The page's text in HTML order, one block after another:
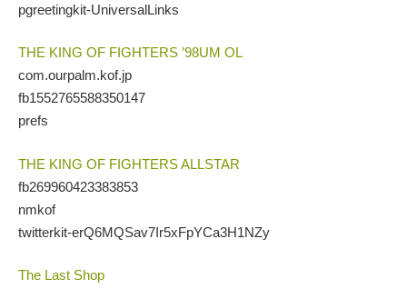
pgreetingkit-UniversalLinks
THE KING OF FIGHTERS ’98UM OL
com.ourpalm.kof.jp
fb1552765588350147
prefs
THE KING OF FIGHTERS ALLSTAR
fb269960423383853
nmkof
twitterkit-erQ6MQSav7Ir5xFpYCa3H1NZy
The Last Shop